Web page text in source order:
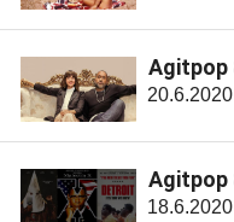
Agitpop
20.6.2020
Agitpop
18.6.2020